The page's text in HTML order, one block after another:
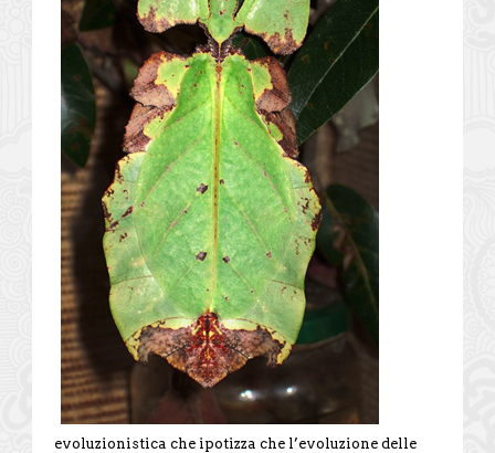
evoluzionistica che ipotizza che l’evoluzione delle